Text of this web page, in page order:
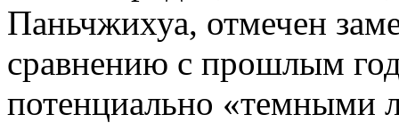
Паньчжихуа, отмечен
сравнению с прошлым
потенциально «темными